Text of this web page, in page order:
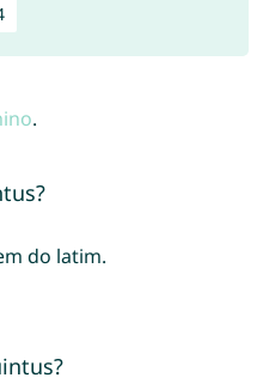
.
do latim.